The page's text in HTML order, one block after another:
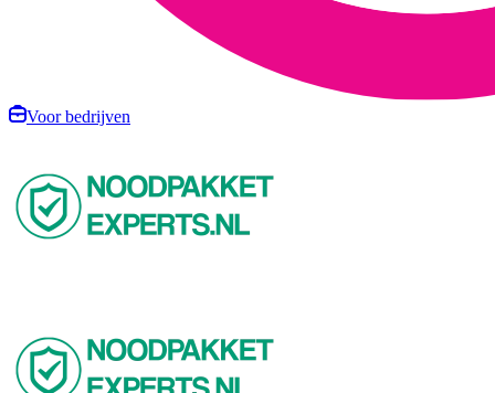
Voor bedrijven